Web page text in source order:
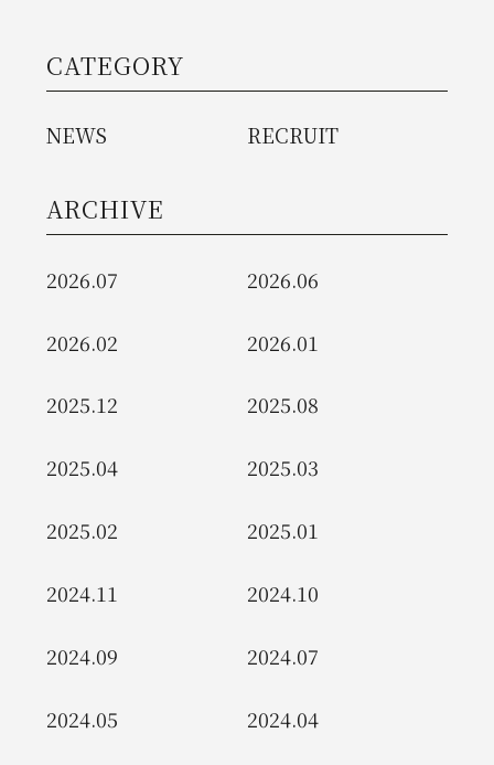
CATEGORY
NEWS RECRUIT
ARCHIVE
2026.07 2026.06
2026.02 2026.01
2025.12 2025.08
2025.04 2025.03
2025.02 2025.01
2024.11 2024.10
2024.09 2024.07
2024.05 2024.04